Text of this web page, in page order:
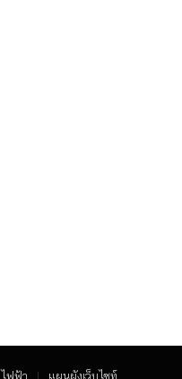
ไฟฟ้า แผนผังเว็บไซท์